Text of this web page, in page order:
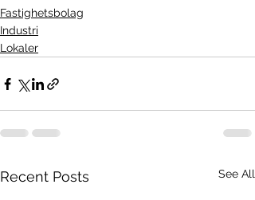
Fastighetsbolag
Industri
Lokaler
Recent Posts See All